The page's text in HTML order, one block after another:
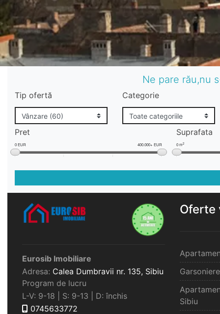
Ne pare rău,nu
Tip ofertă Categorie
Pret
0 EUR 400.000+ EUR
Suprafata
0 m2
Eurosib Imobiliare
Adresa: Calea Dumbravii nr. 135, Sibiu
Program de lucru
L-V: 9-18 | S: 9-13 | D: închis
0745633772
Oferte
Sibiu